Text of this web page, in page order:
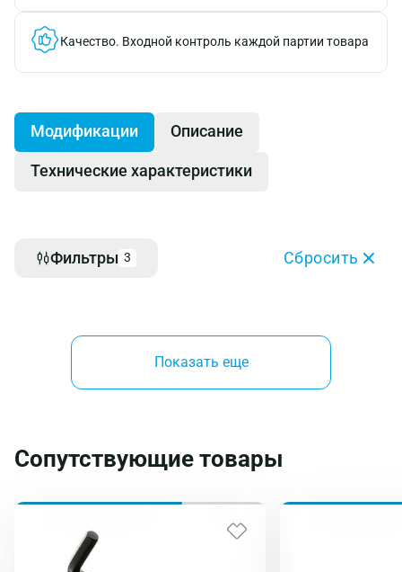
Качество. Входной контроль каждой партии товара
Модификации Описание
Технические характеристики
Фильтры 3 Сбросить
Показать еще
Сопутствующие товары